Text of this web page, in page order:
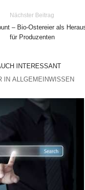
Nächster Beitrag
– Bio-Ostereier als
für Produzenten
INTERESSANT
IN ALLGEMEINWISSEN